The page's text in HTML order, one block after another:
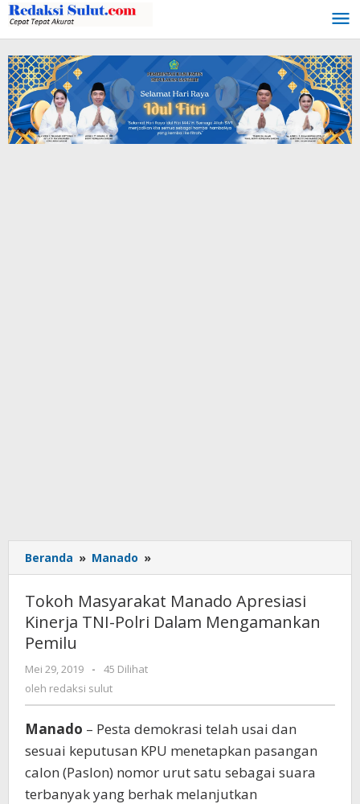
Lewati
ke
konten
Beranda » Manado »
Masyarakat
Apresiasi
Kinerja
Pemilu
Tokoh Masyarakat Manado Apresiasi
Kinerja TNI-Polri Dalam Mengamankan
Pemilu
Mei 29, 2019
oleh
redaksi
-
45 Dilihat
oleh redaksi sulut
Manado – Pesta demokrasi telah usai dan
sesuai keputusan KPU menetapkan pasangan
calon (Paslon) nomor urut satu sebagai suara
terbanyak yang berhak melanjutkan